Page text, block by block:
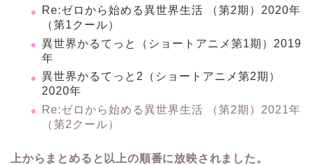
Re:ゼロから始める異世界生活 （第2期）2020年
（第1クール）
異世界かるてっと（ショートアニメ第1期）2019
年
異世界かるてっと2（ショートアニメ第2期）
2020年
Re:ゼロから始める異世界生活 （第2期）2021年
（第2クール）
上からまとめると以上の順番に放映されました。